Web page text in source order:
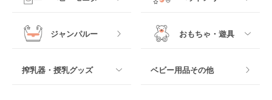
抱っこ紐その他
木製
マット製
ジャンパルー おもちゃ・遊具
搾乳器・授乳グッズ ベビー用品その他